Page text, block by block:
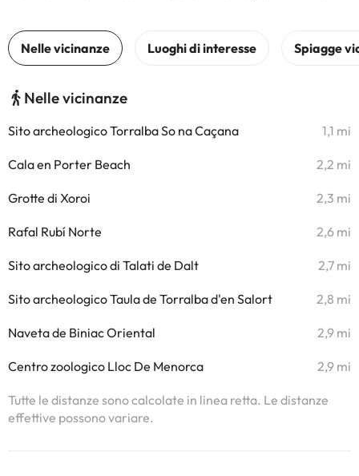
Nelle vicinanze
Sito archeologico Torralba So na Caçana 1,1 mi
Cala en Porter Beach 2,2 mi
Grotte di Xoroi 2,3 mi
Rafal Rubí Norte 2,6 mi
Sito archeologico di Talati de Dalt 2,7 mi
Sito archeologico Taula de Torralba d'en Salort 2,8 mi
Naveta de Biniac Oriental 2,9 mi
Centro zoologico Lloc De Menorca 2,9 mi
Tutte le distanze sono calcolate in linea retta. Le distanze
effettive possono variare.